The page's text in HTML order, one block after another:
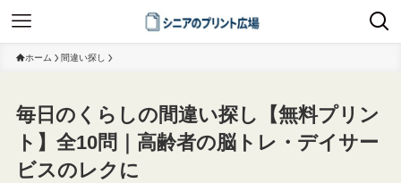
ホーム 間違い探し
毎日のくらしの間違い探し【無料プリン
ト】全10問｜高齢者の脳トレ・デイサー
ビスのレクに